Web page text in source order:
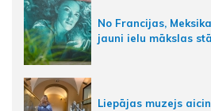
No Francijas,
jauni ielu mākslas
Liepājas muzejs